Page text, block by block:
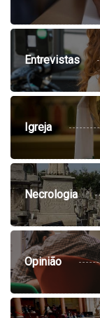
Entrevistas
Igreja
Necrologia
Opinião